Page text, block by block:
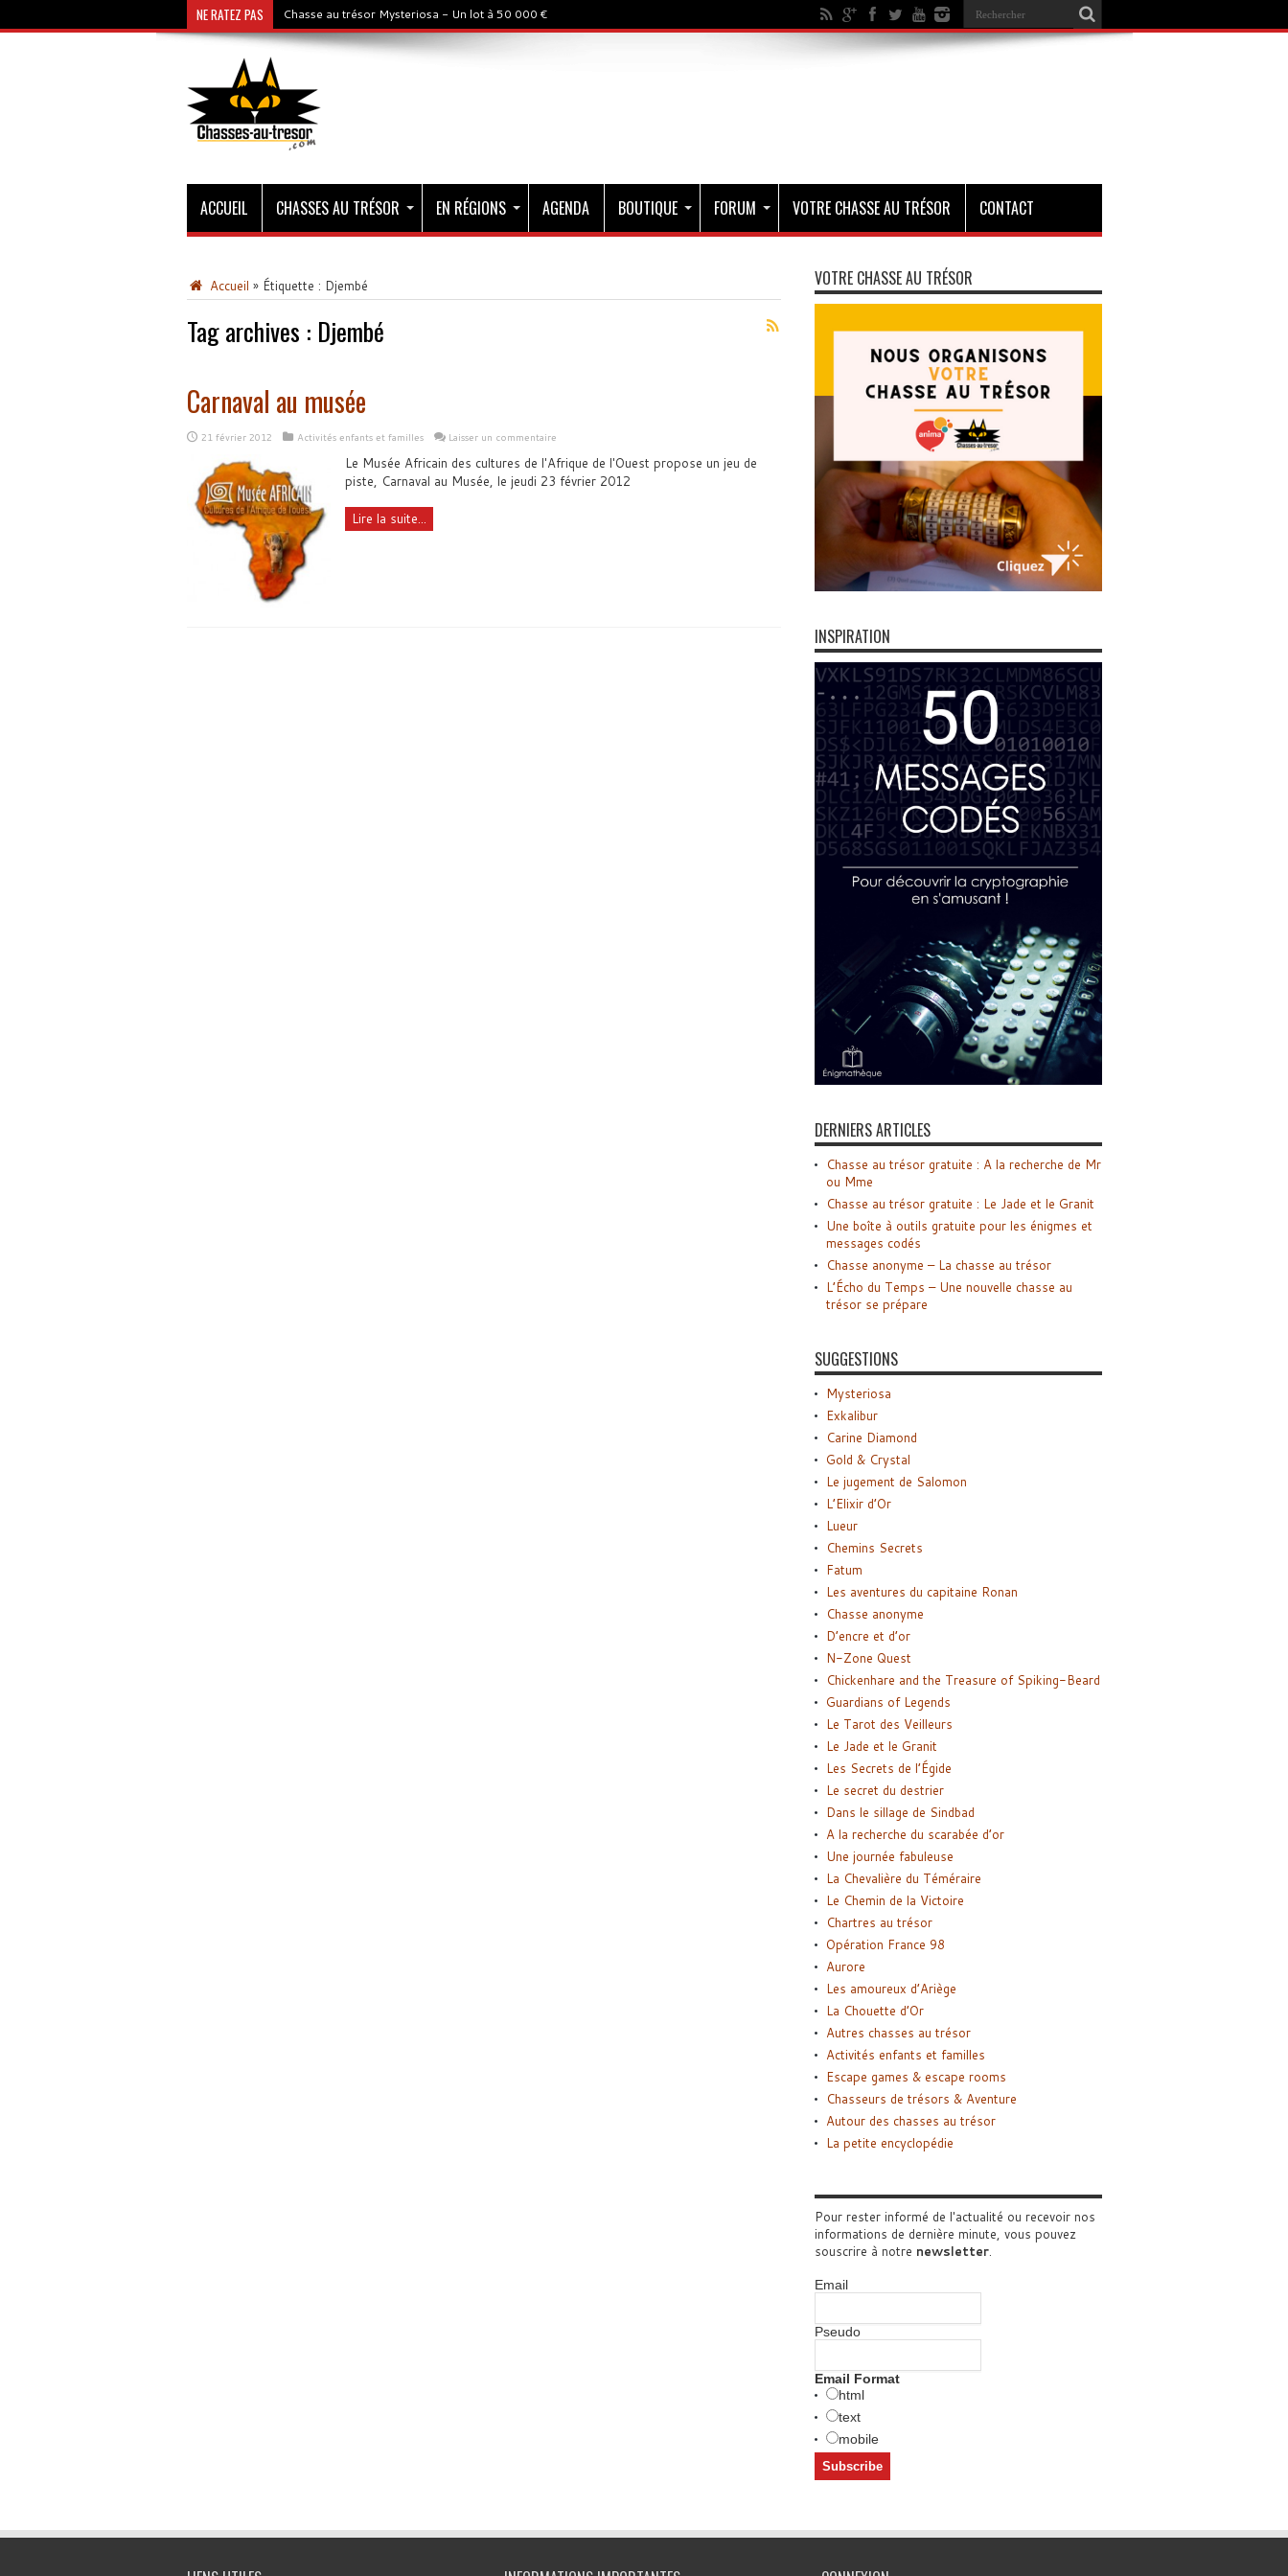
NE RATEZ PAS Chasse au trésor Mysteriosa - Un lot à 50 000 €
ACCUEIL CHASSES AU TRÉSOR EN RÉGIONS AGENDA BOUTIQUE FORUM VOTRE CHASSE AU TRÉSOR CONTACT
Accueil » Étiquette : Djembé
Tag archives : Djembé
Carnaval au musée
21 février 2012 Activités enfants et familles Laisser un commentaire
Le Musée Africain des cultures de l'Afrique de l'Ouest propose un jeu de
piste, Carnaval au Musée, le jeudi 23 février 2012
Lire la suite...
VOTRE CHASSE AU TRÉSOR
INSPIRATION
DERNIERS ARTICLES
Chasse au trésor gratuite : A la recherche de Mr
ou Mme
Chasse au trésor gratuite : Le Jade et le Granit
Une boîte à outils gratuite pour les énigmes et
messages codés
Chasse anonyme – La chasse au trésor
L’Écho du Temps – Une nouvelle chasse au
trésor se prépare
SUGGESTIONS
Mysteriosa
Exkalibur
Carine Diamond
Gold & Crystal
Le jugement de Salomon
L’Elixir d’Or
Lueur
Chemins Secrets
Fatum
Les aventures du capitaine Ronan
Chasse anonyme
D’encre et d’or
N-Zone Quest
Chickenhare and the Treasure of Spiking-Beard
Guardians of Legends
Le Tarot des Veilleurs
Le Jade et le Granit
Les Secrets de l’Égide
Le secret du destrier
Dans le sillage de Sindbad
A la recherche du scarabée d’or
Une journée fabuleuse
La Chevalière du Téméraire
Le Chemin de la Victoire
Chartres au trésor
Opération France 98
Aurore
Les amoureux d’Ariège
La Chouette d’Or
Autres chasses au trésor
Activités enfants et familles
Escape games & escape rooms
Chasseurs de trésors & Aventure
Autour des chasses au trésor
La petite encyclopédie
Pour rester informé de l'actualité ou recevoir nos
informations de dernière minute, vous pouvez
souscrire à notre newsletter.
Email
Pseudo
Email Format
html
text
mobile